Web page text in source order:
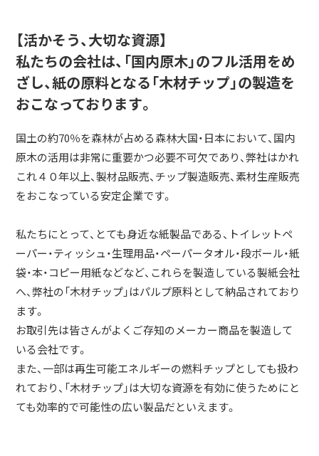
【活かそう、大切な資源】
私たちの会社は、「国内原木」のフル活用をめ
ざし、紙の原料となる「木材チップ」の製造を
おこなっております。
国土の約70％を森林が占める森林大国・日本において、国内
原木の活用は非常に重要かつ必要不可欠であり、弊社はかれ
これ４０年以上、製材品販売、チップ製造販売、素材生産販売
をおこなっている安定企業です。
私たちにとって、とても身近な紙製品である、トイレットペ
ーパー・ティッシュ・生理用品・ペーパータオル・段ボール・紙
袋・本・コピー用紙などなど、これらを製造している製紙会社
へ、弊社の「木材チップ」はパルプ原料として納品されており
ます。
お取引先は皆さんがよくご存知のメーカー商品を製造して
いる会社です。
また、一部は再生可能エネルギーの燃料チップとしても扱わ
れており、「木材チップ」は大切な資源を有効に使うためにと
ても効率的で可能性の広い製品だといえます。